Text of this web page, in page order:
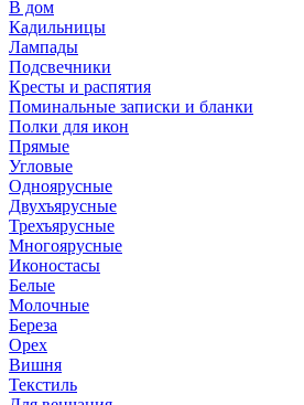
В дом
Кадильницы
Лампады
Подсвечники
Кресты и распятия
Поминальные записки и бланки
Полки для икон
Прямые
Угловые
Одноярусные
Двухъярусные
Трехъярусные
Многоярусные
Иконостасы
Белые
Молочные
Береза
Орех
Вишня
Текстиль